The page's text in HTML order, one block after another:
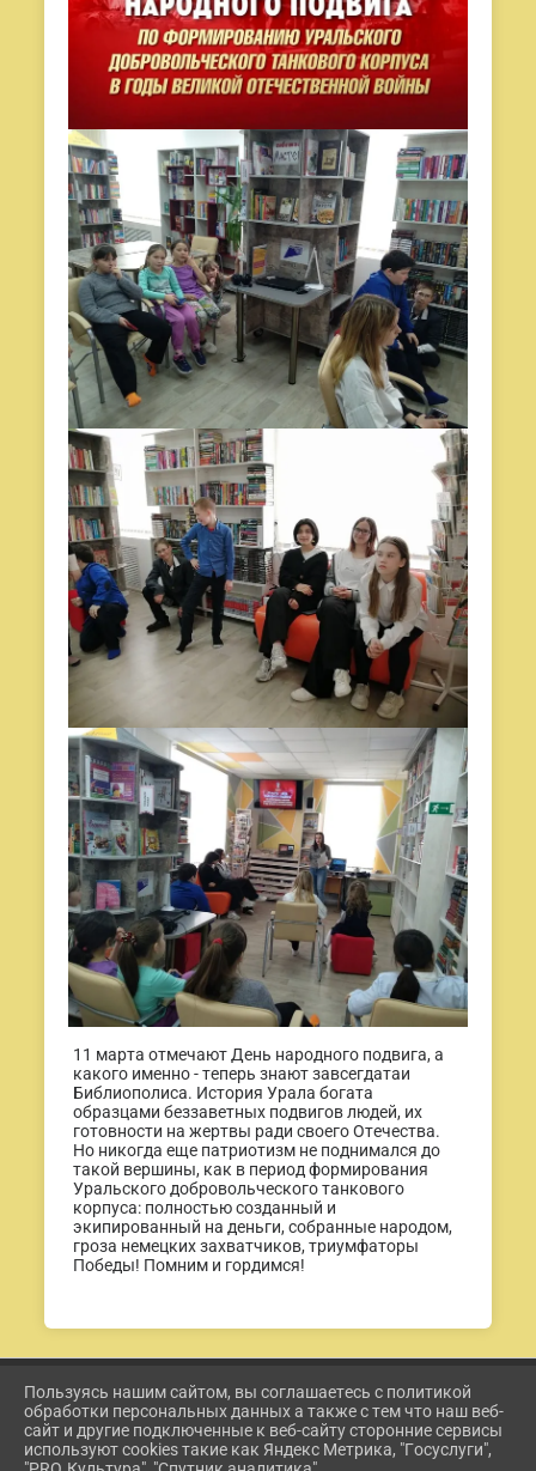
11 марта отмечают День народного подвига, а
какого именно - теперь знают завсегдатаи
Библиополиса. История Урала богата
образцами беззаветных подвигов людей, их
готовности на жертвы ради своего Отечества.
Но никогда еще патриотизм не поднимался до
такой вершины, как в период формирования
Уральского добровольческого танкового
корпуса: полностью созданный и
экипированный на деньги, собранные народом,
гроза немецких захватчиков, триумфаторы
Победы! Помним и гордимся!
2026 Г. ETKUL-KULTURA.RU
ВХОД
КАРТА САЙТА
ПОЛИТИКА ОБРАБОТКИ ПЕРСОНАЛЬНЫХ ДАННЫХ
Пользуясь нашим сайтом, вы соглашаетесь с политикой
обработки персональных данных а также с тем что наш веб-
сайт и другие подключенные к веб-сайту сторонние сервисы
используют cookies такие как Яндекс Метрика, "Госуслуги",